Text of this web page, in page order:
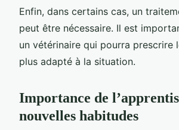
Enfin, dans certains cas, un
peut être nécessaire. Il est
un vétérinaire qui pourra prescrire
plus adapté à la situation.
Importance de
nouvelles habitudes